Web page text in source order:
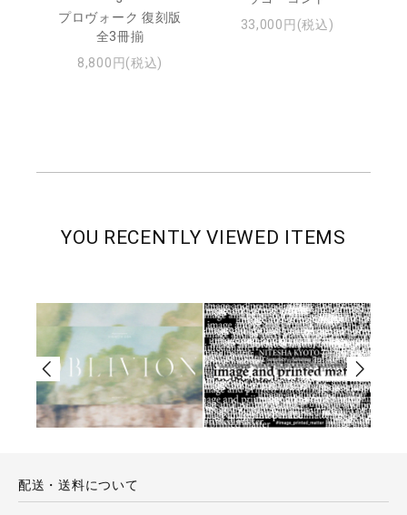
プロヴォーク 復刻版
全3冊揃
8,800円(税込)
33,000円(税込)
YOU RECENTLY VIEWED ITEMS
配送・送料について